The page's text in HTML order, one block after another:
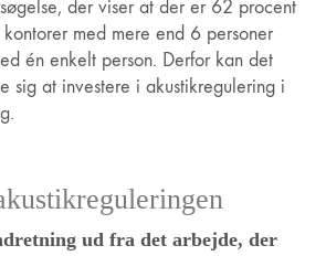
der viser at der er 62 procent
med mere end 6 personer
én enkelt person. Derfor kan det
sig at investere i akustikregulering i
ud fra det arbejde, der